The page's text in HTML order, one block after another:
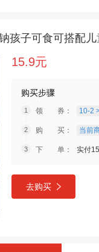
孩子可食可搭配
15.9元
购买步骤
领 券： 10-2
购 买： 当前
下 单： 实付
去购买